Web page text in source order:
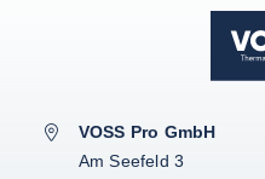
VOSS Pro GmbH
Am Seefeld 3
Über Emerito
ERGÄNZENDES
Über Steriflow
ERGÄNZENDES
WEITERE
VOSS-Akademie
VOSS Food Start-Ups
Branchen
Gläser
Fleisch
Autoklaven-
Über VOSS
ERGÄNZENDES
Fertigprodukte
0%-Finanzierung
Anlagen-
Luftkochschränke
Anwendung-
VOSS-Akademie
ERGÄNZENDES